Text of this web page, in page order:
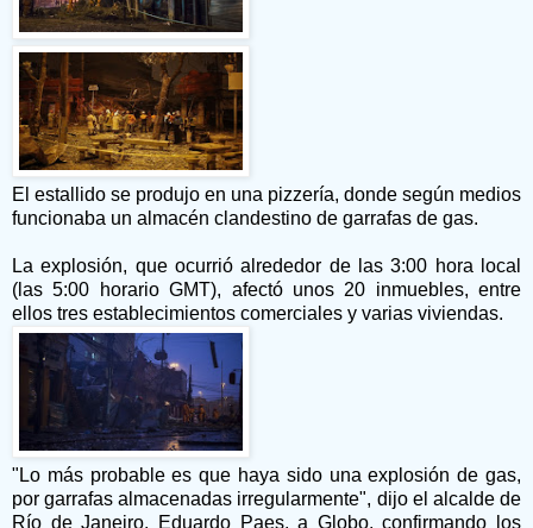
El estallido se produjo en una pizzería, donde según medios
funcionaba un almacén clandestino de garrafas de gas.
La explosión, que ocurrió alrededor de las 3:00 hora local
(las 5:00 horario GMT), afectó unos 20 inmuebles, entre
ellos tres establecimientos comerciales y varias viviendas.
"Lo más probable es que haya sido una explosión de gas,
por garrafas almacenadas irregularmente", dijo el alcalde de
Río de Janeiro, Eduardo Paes, a Globo, confirmando los